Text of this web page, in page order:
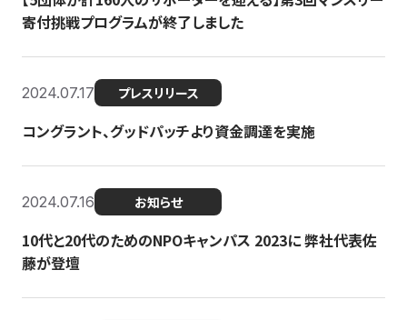
寄付挑戦プログラムが終了しました
2024.07.17 プレスリリース
コングラント、グッドパッチより資金調達を実施
2024.07.16 お知らせ
10代と20代のためのNPOキャンパス 2023に 弊社代表佐
藤が登壇